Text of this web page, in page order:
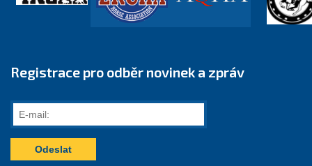
Registrace pro odběr novinek a zpráv
E-
mail: